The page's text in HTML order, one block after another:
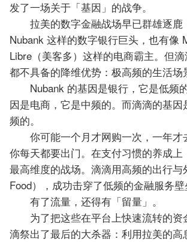
发了一场关于「基因」的战争。
拉美的数字金融战场早已群雄逐鹿
Nubank 这样的数字银行巨头，也有像
Libre（美客多）这样的电商霸主。但
都不具备的降维优势：极高频的生活场
Nubank 的基因是银行，它是低频
因是电商，它是中频的。而滴滴的基因
频的。
你可能一个月才网购一次，一年才
你每天都要出门。在支付习惯的养成上
最高维度的战场。滴滴用高频的出行与
Food），成功击穿了低频的金融服务壁
有了流量，还得有「留量」。
为了把这些在平台上快速流转的资
滴祭出了最后的大杀器：利用拉美的高